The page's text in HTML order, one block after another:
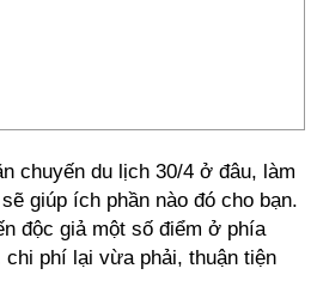
chuyến du lịch 30/4 ở đâu, làm
giúp ích phần nào đó cho bạn.
độc giả một số điểm ở phía
chi phí lại vừa phải, thuận tiện